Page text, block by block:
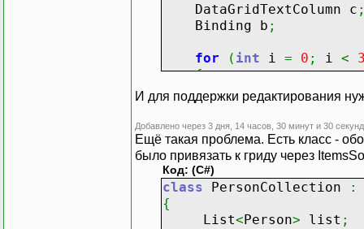
DataGridTextColumn c
Binding b ;
for ( int i = 0 ; i <
{
c= new
c
.Header
b = newBinding(
b.Converter =
c . Binding = b;
dataGrid1
}
dataGrid1.
И для поддержки редактирования
Добавлено через 3 дня, 14 часов, 30 минут и 30
Ещё такая проблема. Есть класс -
было привязать к гриду через
Код: (C#)
class PersonCollection :
{
List<Person> list ;